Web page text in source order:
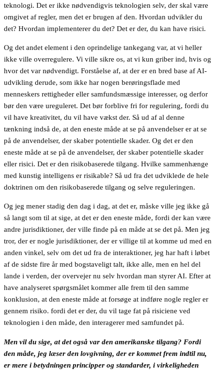
teknologi. Det er ikke nødvendigvis teknologien selv, der skal være
omgivet af regler, men det er brugen af den. Hvordan udvikler du
det? Hvordan implementerer du det? Det er der, du kan have risici.
Og det andet element i den oprindelige tankegang var, at vi heller
ikke ville overregulere. Vi ville sikre os, at vi kun griber ind, hvis og
hvor det var nødvendigt. Forståelse af, at der er en bred base af AI-
udvikling derude, som ikke har nogen berøringsflade med
menneskers rettigheder eller samfundsmæssige interesser, og derfor
bør den være ureguleret. Det bør forblive fri for regulering, fordi du
vil have kreativitet, du vil have vækst der. Så ud af al denne
tænkning indså de, at den eneste måde at se på anvendelser er at se
på de anvendelser, der skaber potentielle skader. Og det er den
eneste måde at se på de anvendelser, der skaber potentielle skader
eller risici. Det er den risikobaserede tilgang. Hvilke sammenhænge
med kunstig intelligens er risikable? Så ud fra det udviklede de hele
doktrinen om den risikobaserede tilgang og selve reguleringen.
Og jeg mener stadig den dag i dag, at det er, måske ville jeg ikke gå
så langt som til at sige, at det er den eneste måde, fordi der kan være
andre jurisdiktioner, der ville finde på en måde at se det på. Men jeg
tror, der er nogle jurisdiktioner, der er villige til at komme ud med en
anden vinkel, selv om det ud fra de interaktioner, jeg har haft i løbet
af de sidste fire år med bogstaveligt talt, ikke alle, men en hel del
lande i verden, der overvejer nu selv hvordan man styrer AI. Efter at
have analyseret spørgsmålet kommer alle frem til den samme
konklusion, at den eneste måde at forsøge at indføre nogle regler er
gennem risiko. fordi det er der, du vil tage fat på risiciene ved
teknologien i den måde, den interagerer med samfundet på.
Men vil du sige, at det også var den amerikanske tilgang? Fordi
den måde, jeg læser den lovgivning, der er kommet frem indtil nu,
er mere i betydningen principper og standarder, i virkeligheden